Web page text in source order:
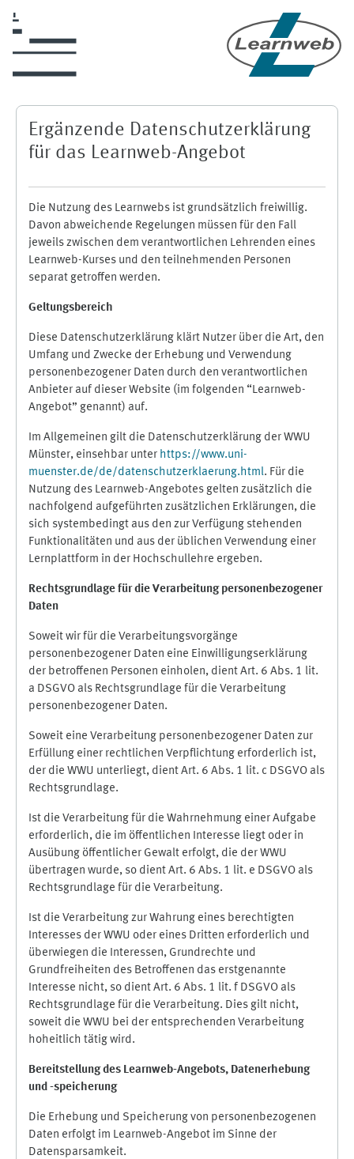
Ergänzende Datenschutzerklärung
für das Learnweb-Angebot
Die Nutzung des Learnwebs ist grundsätzlich freiwillig.
Davon abweichende Regelungen müssen für den Fall
jeweils zwischen dem verantwortlichen Lehrenden eines
Learnweb-Kurses und den teilnehmenden Personen
separat getroffen werden.
Geltungsbereich
Diese Datenschutzerklärung klärt Nutzer über die Art, den
Umfang und Zwecke der Erhebung und Verwendung
personenbezogener Daten durch den verantwortlichen
Anbieter auf dieser Website (im folgenden “Learnweb-
Angebot” genannt) auf.
Im Allgemeinen gilt die Datenschutzerklärung der WWU
Münster, einsehbar unter https://www.uni-
muenster.de/de/datenschutzerklaerung.html. Für die
Nutzung des Learnweb-Angebotes gelten zusätzlich die
nachfolgend aufgeführten zusätzlichen Erklärungen, die
sich systembedingt aus den zur Verfügung stehenden
Funktionalitäten und aus der üblichen Verwendung einer
Lernplattform in der Hochschullehre ergeben.
Rechtsgrundlage für die Verarbeitung personenbezogener
Daten
Soweit wir für die Verarbeitungsvorgänge
personenbezogener Daten eine Einwilligungserklärung
der betroffenen Personen einholen, dient Art. 6 Abs. 1 lit.
a DSGVO als Rechtsgrundlage für die Verarbeitung
personenbezogener Daten.
Soweit eine Verarbeitung personenbezogener Daten zur
Erfüllung einer rechtlichen Verpflichtung erforderlich ist,
der die WWU unterliegt, dient Art. 6 Abs. 1 lit. c DSGVO als
Rechtsgrundlage.
Ist die Verarbeitung für die Wahrnehmung einer Aufgabe
erforderlich, die im öffentlichen Interesse liegt oder in
Ausübung öffentlicher Gewalt erfolgt, die der WWU
übertragen wurde, so dient Art. 6 Abs. 1 lit. e DSGVO als
Rechtsgrundlage für die Verarbeitung.
Ist die Verarbeitung zur Wahrung eines berechtigten
Interesses der WWU oder eines Dritten erforderlich und
überwiegen die Interessen, Grundrechte und
Grundfreiheiten des Betroffenen das erstgenannte
Interesse nicht, so dient Art. 6 Abs. 1 lit. f DSGVO als
Rechtsgrundlage für die Verarbeitung. Dies gilt nicht,
soweit die WWU bei der entsprechenden Verarbeitung
hoheitlich tätig wird.
Bereitstellung des Learnweb-Angebots, Datenerhebung
und -speicherung
Die Erhebung und Speicherung von personenbezogenen
Daten erfolgt im Learnweb-Angebot im Sinne der
Datensparsamkeit.